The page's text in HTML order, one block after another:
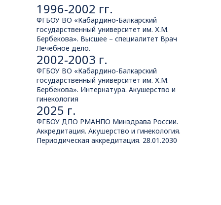
1996-2002 гг.
ФГБОУ ВО «Кабардино-Балкарский
государственный университет им. Х.М.
Бербекова». Высшее – специалитет Врач
Лечебное дело.
2002-2003 г.
ФГБОУ ВО «Кабардино-Балкарский
государственный университет им. Х.М.
Бербекова». Интернатура. Акушерство и
гинекология
2025 г.
ФГБОУ ДПО РМАНПО Минздрава России.
Аккредитация. Акушерство и гинекология.
Периодическая аккредитация. 28.01.2030